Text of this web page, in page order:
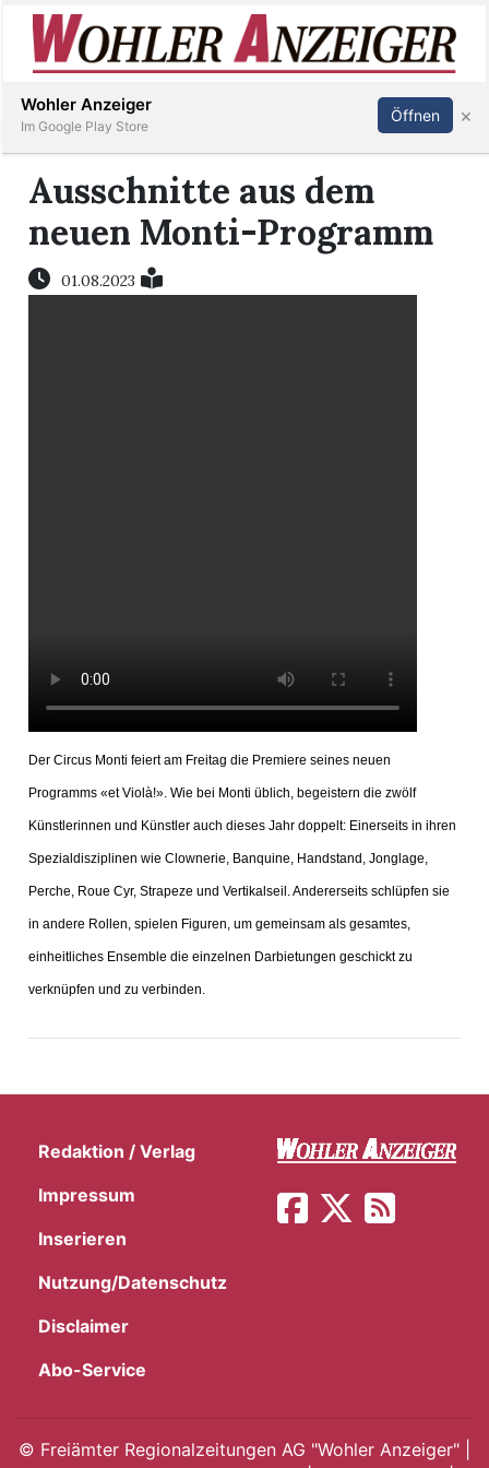
Veranstaltungen
Inserieren Abonnieren Anmelden
Ausschnitte aus dem
neuen Monti-Programm
01.08.2023
Der Circus Monti feiert am Freitag die Premiere seines neuen
Programms «et Violà!». Wie bei Monti üblich, begeistern die zwölf
Künstlerinnen und Künstler auch dieses Jahr doppelt: Einerseits in ihren
Spezialdisziplinen wie Clownerie, Banquine, Handstand, Jonglage,
Perche, Roue Cyr, Strapeze und Vertikalseil. Andererseits schlüpfen sie
in andere Rollen, spielen Figuren, um gemeinsam als gesamtes,
einheitliches Ensemble die einzelnen Darbietungen geschickt zu
verknüpfen und zu verbinden.
Redaktion / Verlag
Impressum
Inserieren
Nutzung/Datenschutz
Disclaimer
Abo-Service
© Freiämter Regionalzeitungen AG "Wohler Anzeiger" |
Wohler Anzeiger
Im Google Play Store
Öffnen ×